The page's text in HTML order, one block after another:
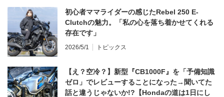
初心者ママライダーの感じたRebel 250 E-
Clutchの魅力。「私の心を落ち着かせてくれる
存在です」
2026/5/1 トピックス
【え？空冷？】新型『CB1000F』を「予備知識
ゼロ」でレビューすることになった→聞いてた
話と違うじゃないか!?【Hondaの道は1日にし